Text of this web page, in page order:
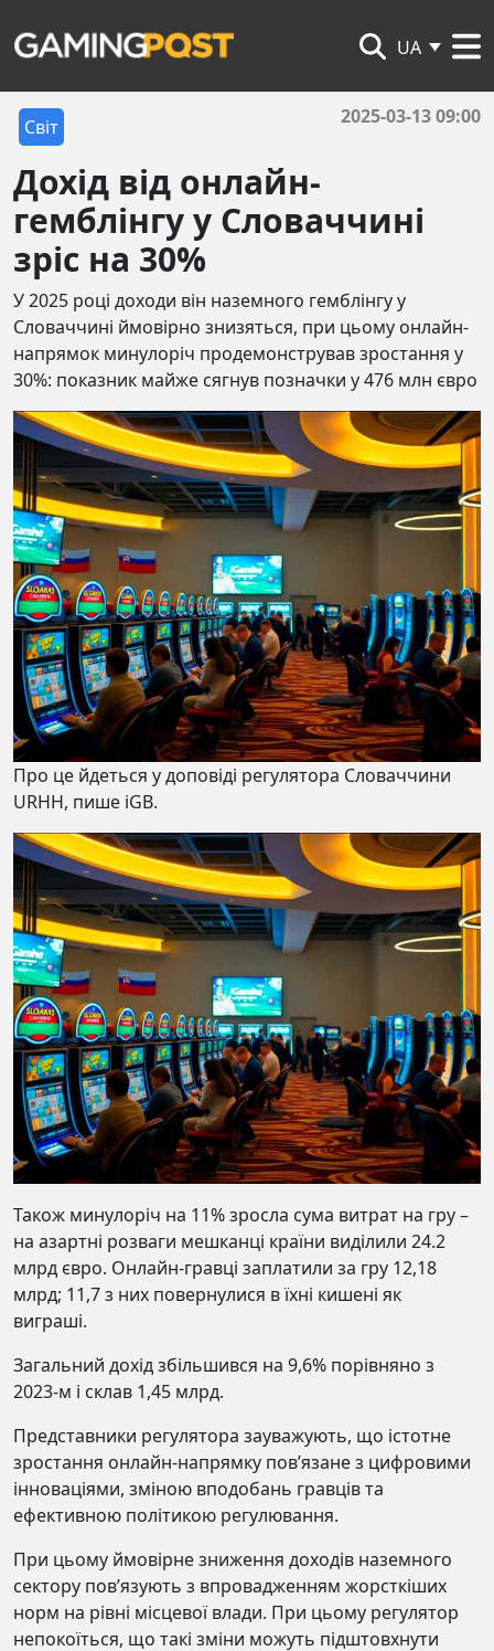
UA
Світ 2025-03-13 09:00
Дохід від онлайн-
гемблінгу у Словаччині
зріс на 30%
У 2025 році доходи він наземного гемблінгу у
Словаччині ймовірно знизяться, при цьому онлайн-
напрямок минулоріч продемонстрував зростання у
30%: показник майже сягнув позначки у 476 млн євро
Про це йдеться у доповіді регулятора Словаччини
URHH, пише iGB.
Також минулоріч на 11% зросла сума витрат на гру –
на азартні розваги мешканці країни виділили 24.2
млрд євро. Онлайн-гравці заплатили за гру 12,18
млрд; 11,7 з них повернулися в їхні кишені як
виграші.
Загальний дохід збільшився на 9,6% порівняно з
2023-м і склав 1,45 млрд.
Представники регулятора зауважують, що істотне
зростання онлайн-напрямку пов’язане з цифровими
інноваціями, зміною вподобань гравців та
ефективною політикою регулювання.
При цьому ймовірне зниження доходів наземного
сектору пов’язують з впровадженням жорсткіших
норм на рівні місцевої влади. При цьому регулятор
непокоїться, що такі зміни можуть підштовхнути